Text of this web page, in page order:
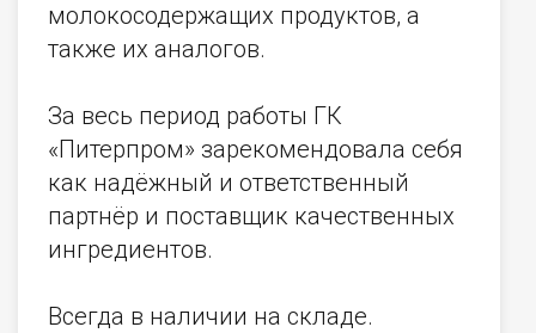
молокосодержащих продуктов, а
также их аналогов.
За весь период работы ГК
«Питерпром» зарекомендовала себя
как надёжный и ответственный
партнёр и поставщик качественных
ингредиентов.
Всегда в наличии на складе.